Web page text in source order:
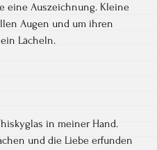
eine Auszeichnung. Kleine
Augen und um ihren
Lächeln.
in meiner Hand.
und die Liebe erfunden